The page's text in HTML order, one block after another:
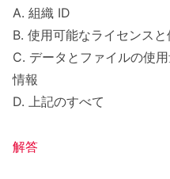
A. 組織 ID
B. 使用可能なライセンス
C. データとファイルの使
情報
D. 上記のすべて
解答